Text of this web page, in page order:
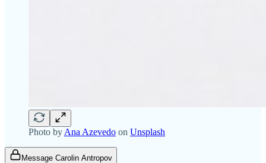
Photo by Ana Azevedo on Unsplash
Message Carolin Antropov